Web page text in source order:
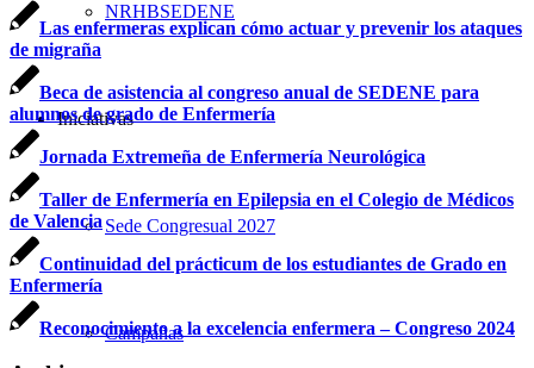
NRHBSEDENE
Iniciativas
Sede Congresual 2027
Campañas
Las enfermeras explican cómo actuar y prevenir los ataques
de migraña
Beca de asistencia al congreso anual de SEDENE para
alumnos de grado de Enfermería
Jornada Extremeña de Enfermería Neurológica
Taller de Enfermería en Epilepsia en el Colegio de Médicos
de Valencia
Continuidad del prácticum de los estudiantes de Grado en
Enfermería
Reconocimiento a la excelencia enfermera – Congreso 2024